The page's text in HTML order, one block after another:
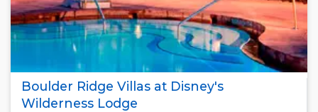
Boulder Ridge Villas at Disney's
Wilderness Lodge